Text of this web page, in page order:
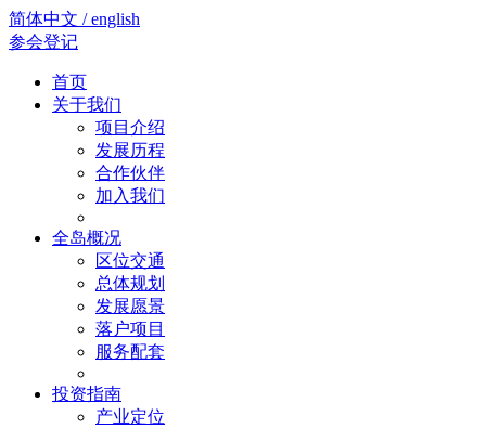
简体中文 / english
参会登记
首页
关于我们
项目介绍
发展历程
合作伙伴
加入我们
全岛概况
区位交通
总体规划
发展愿景
落户项目
服务配套
投资指南
产业定位